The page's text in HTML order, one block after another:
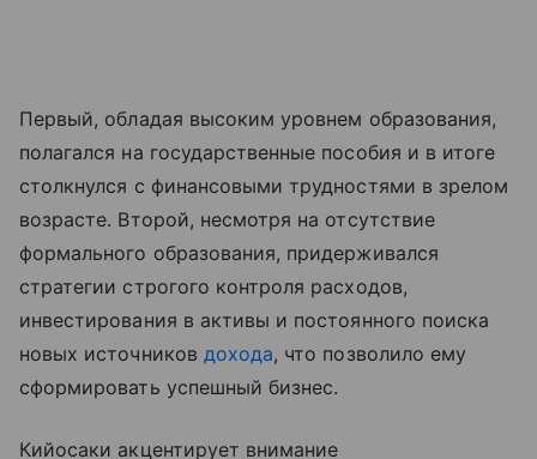
Первый, обладая высоким уровнем образования,
полагался на государственные пособия и в итоге
столкнулся с финансовыми трудностями в зрелом
возрасте. Второй, несмотря на отсутствие
формального образования, придерживался
стратегии строгого контроля расходов,
инвестирования в активы и постоянного поиска
новых источников дохода, что позволило ему
сформировать успешный бизнес.
Кийосаки акцентирует внимание